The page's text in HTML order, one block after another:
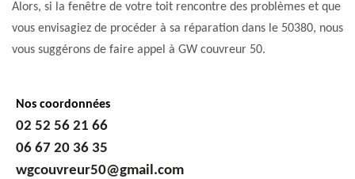
Alors, si la fenêtre de votre toit rencontre des problèmes et que
vous envisagiez de procéder à sa réparation dans le 50380, nous
vous suggérons de faire appel à GW couvreur 50.
Nos coordonnées
02 52 56 21 66
06 67 20 36 35
wgcouvreur50@gmail.com